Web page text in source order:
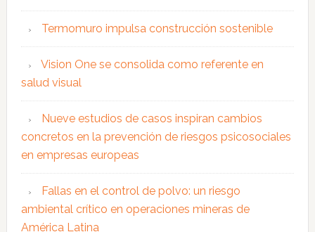
Termomuro impulsa construcción sostenible
Vision One se consolida como referente en
salud visual
Nueve estudios de casos inspiran cambios
concretos en la prevención de riesgos psicosociales
en empresas europeas
Fallas en el control de polvo: un riesgo
ambiental crítico en operaciones mineras de
América Latina